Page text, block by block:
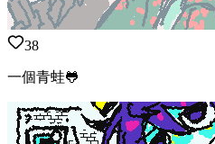
38
一個青蛙🐸